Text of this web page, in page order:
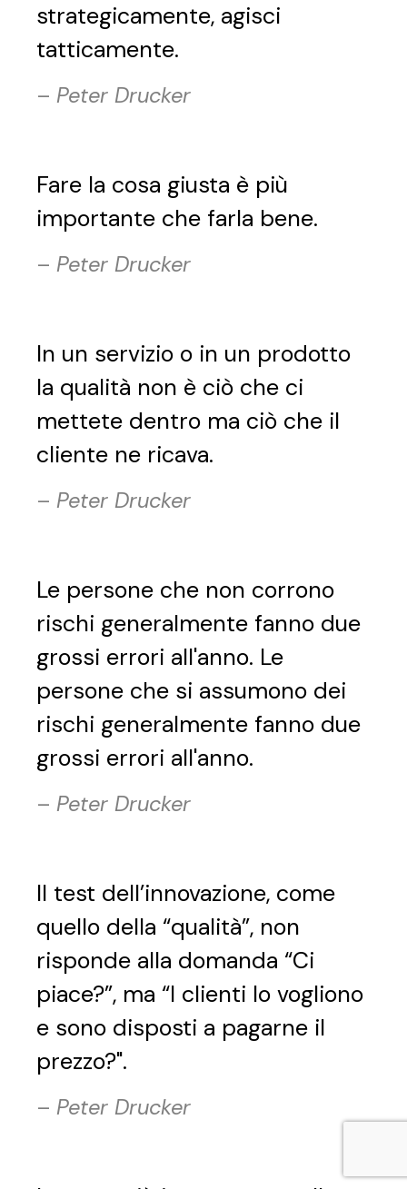
strategicamente, agisci
tatticamente.
– Peter Drucker
Fare la cosa giusta è più
importante che farla bene.
– Peter Drucker
In un servizio o in un prodotto
la qualità non è ciò che ci
mettete dentro ma ciò che il
cliente ne ricava.
– Peter Drucker
Le persone che non corrono
rischi generalmente fanno due
grossi errori all'anno. Le
persone che si assumono dei
rischi generalmente fanno due
grossi errori all'anno.
– Peter Drucker
Il test dell’innovazione, come
quello della “qualità”, non
risponde alla domanda “Ci
piace?”, ma “I clienti lo vogliono
e sono disposti a pagarne il
prezzo?".
– Peter Drucker